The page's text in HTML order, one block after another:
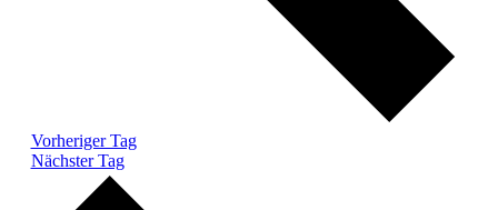
Vorheriger Tag
Nächster Tag